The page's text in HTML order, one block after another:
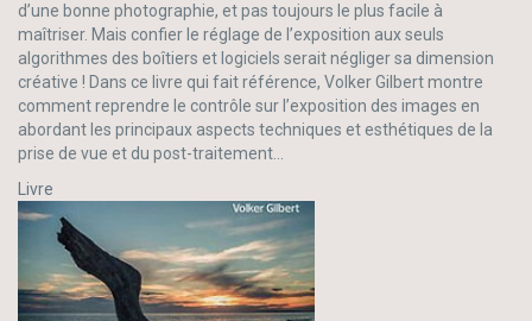
d’une bonne photographie, et pas toujours le plus facile à
maîtriser. Mais confier le réglage de l’exposition aux seuls
algorithmes des boîtiers et logiciels serait négliger sa dimension
créative ! Dans ce livre qui fait référence, Volker Gilbert montre
comment reprendre le contrôle sur l’exposition des images en
abordant les principaux aspects techniques et esthétiques de la
prise de vue et du post-traitement...
Livre